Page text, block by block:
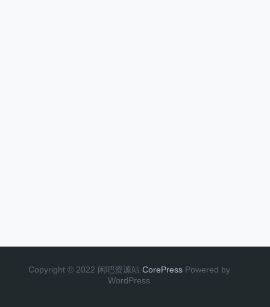
Copyright © 2022 闲吧资源站 CorePress Powered by
WordPress